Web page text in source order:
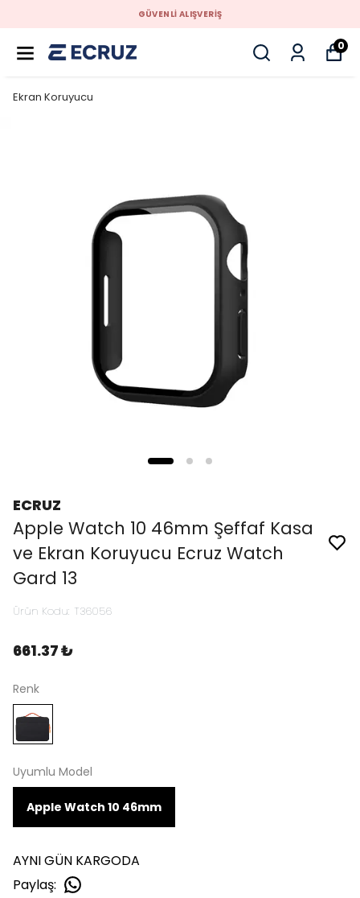
GÜVENLİ ALIŞVERİŞ
0
Ekran Koruyucu
ECRUZ
Apple Watch 10 46mm Şeffaf Kasa
ve Ekran Koruyucu Ecruz Watch
Gard 13
Ürün Kodu: T36056
661.37 ₺
Renk
Uyumlu Model
Apple Watch 10 46mm
AYNI GÜN KARGODA
Paylaş: